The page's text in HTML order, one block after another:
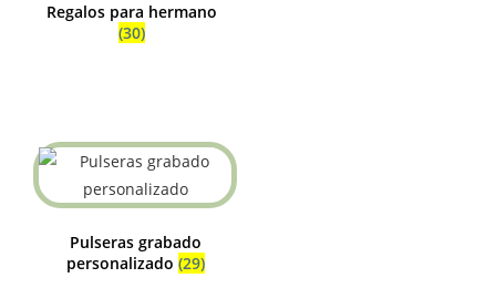
Regalos para hermano
(30)
Pulseras grabado
personalizado (29)